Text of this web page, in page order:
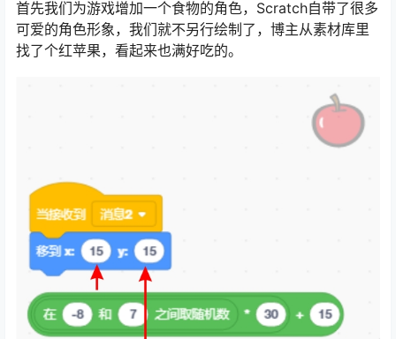
首先我们为游戏增加一个食物的角色，Scratch自带了很多
可爱的角色形象，我们就不另行绘制了，博主从素材库里
找了个红苹果，看起来也满好吃的。